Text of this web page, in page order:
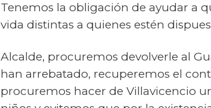
Tenemos la obligación de ayudar a
vida distintas a quienes estén
Alcalde, procuremos devolverle al
han arrebatado, recuperemos el
procuremos hacer de Villavicencio